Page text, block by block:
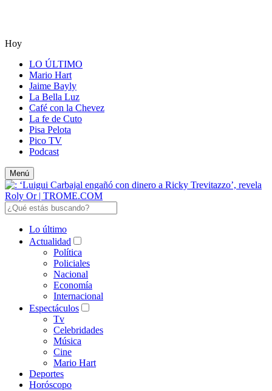
Hoy
LO ÚLTIMO
Mario Hart
Jaime Bayly
La Bella Luz
Café con la Chevez
La fe de Cuto
Pisa Pelota
Pico TV
Podcast
Menú
Lo último
Actualidad
Política
Policiales
Nacional
Economía
Internacional
Espectáculos
Tv
Celebridades
Música
Cine
Mario Hart
Deportes
Horóscopo